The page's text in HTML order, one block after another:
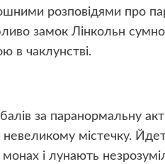
розповідями про
замок Лінкольн
в чаклунстві.
за паранормальну
містечку.
і лунають